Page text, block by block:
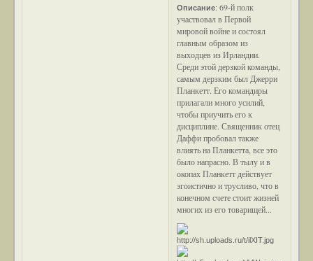
Описание:69-й полк
участвовал в Первой
мировой войне и состоял
главным образом из
выходцев из Ирландии.
Среди этой дерзкой команды,
самым дерзким был Джерри
Планкетт. Его командиры
прилагали много усилий,
чтобы приучить его к
дисциплине. Священник отец
Даффи пробовал также
влиять на Планкетта, все это
было напрасно. В тылу и в
окопах Планкетт действует
эгоистично и трусливо, что в
конечном счете стоит жизней
многих из его товарищей...